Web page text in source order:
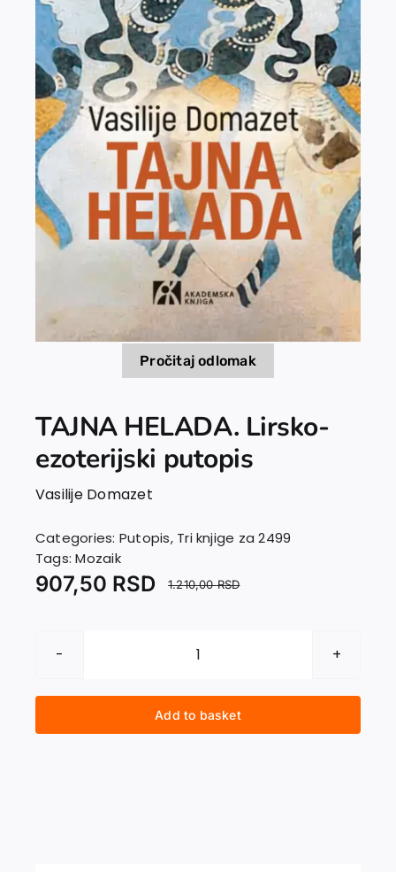
EU PROJECTS
Contact
Pročitaj odlomak
TAJNA HELADA. Lirsko-
ezoterijski putopis
Vasilije Domazet
Categories: Putopis, Tri knjige za 2499
Tags:Mozaik
1.210,00RSD
907,50 RSD
TAJNA
Lirsko-
ezoterijski
Add to basket